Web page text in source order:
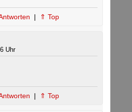
| ⇑ Top
Uhr
| ⇑ Top